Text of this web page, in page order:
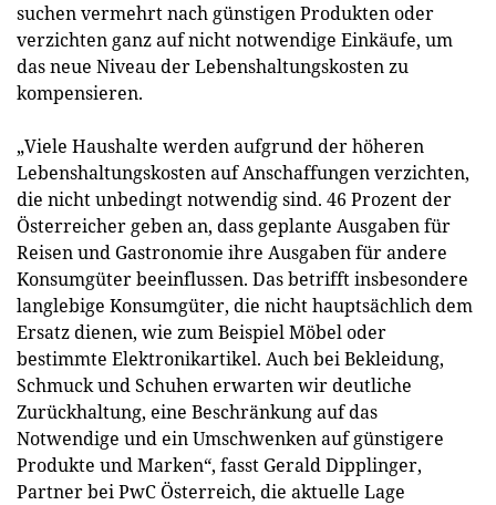
suchen vermehrt nach günstigen Produkten oder
verzichten ganz auf nicht notwendige Einkäufe, um
das neue Niveau der Lebenshaltungskosten zu
kompensieren.
„Viele Haushalte werden aufgrund der höheren
Lebenshaltungskosten auf Anschaffungen verzichten,
die nicht unbedingt notwendig sind. 46 Prozent der
Österreicher geben an, dass geplante Ausgaben für
Reisen und Gastronomie ihre Ausgaben für andere
Konsumgüter beeinflussen. Das betrifft insbesondere
langlebige Konsumgüter, die nicht hauptsächlich dem
Ersatz dienen, wie zum Beispiel Möbel oder
bestimmte Elektronikartikel. Auch bei Bekleidung,
Schmuck und Schuhen erwarten wir deutliche
Zurückhaltung, eine Beschränkung auf das
Notwendige und ein Umschwenken auf günstigere
Produkte und Marken“, fasst Gerald Dipplinger,
Partner bei PwC Österreich, die aktuelle Lage